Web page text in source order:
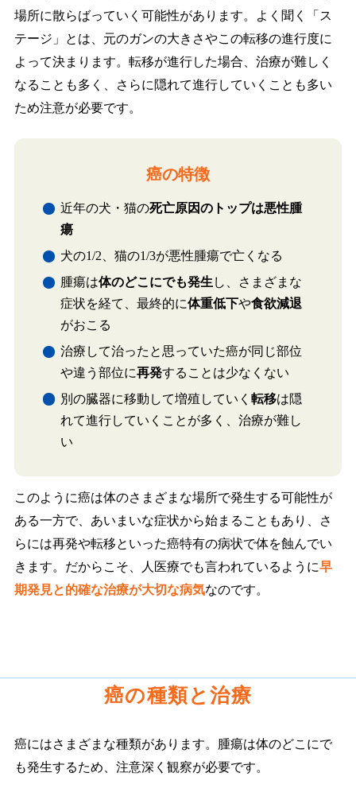
場所に散らばっていく可能性があります。よく聞く「ス
テージ」とは、元のガンの大きさやこの転移の進行度に
よって決まります。転移が進行した場合、治療が難しく
なることも多く、さらに隠れて進行していくことも多い
ため注意が必要です。
癌の特徴
近年の犬・猫の死亡原因のトップは悪性腫
瘍
犬の1/2、猫の1/3が悪性腫瘍で亡くなる
腫瘍は体のどこにでも発生 し、さまざまな
症状を経て、最終的に体重低下や食欲減退
がおこる
治療して治ったと思っていた癌が同じ部位
や違う部位に再発することは少なくない
別の臓器に移動して増殖していく転移は隠
れて進行していくことが多く、治療が難し
い
このように癌は体のさまざまな場所で発生する可能性が
ある一方で、あいまいな症状から始まることもあり、さ
らには再発や転移といった癌特有の病状で体を蝕んでい
きます。だからこそ、人医療でも言われているように早
期発見と的確な治療が大切な病気なのです。
癌の種類と治療
癌にはさまざまな種類があります。腫瘍は体のどこにで
も発生するため、注意深く観察が必要です。